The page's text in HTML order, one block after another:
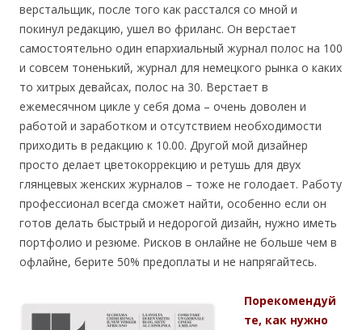
верстальщик, после того как расстался со мной и
покинул редакцию, ушел во фриланс. Он верстает
самостоятельно один епархиальный журнал полос на 100
и совсем тоненький, журнал для немецкого рынка о каких
то хитрых девайсах, полос на 30. Верстает в
ежемесячном цикле у себя дома – очень доволен и
работой и заработком и отсутствием необходимости
приходить в редакцию к 10.00. Другой мой дизайнер
просто делает цветокоррекцию и ретушь для двух
глянцевых женских журналов – тоже не голодает. Работу
профессионал всегда сможет найти, особенно если он
готов делать быстрый и недорогой дизайн, нужно иметь
портфолио и резюме. Рисков в онлайне не больше чем в
офлайне, берите 50% предоплаты и не напрягайтесь.
Порекомендуй
те, как нужно